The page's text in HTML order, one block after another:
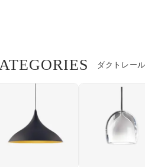
ダクトレー